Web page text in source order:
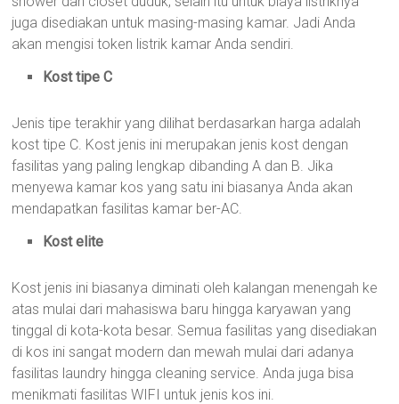
juga disediakan untuk masing-masing kamar. Jadi Anda
akan mengisi token listrik kamar Anda sendiri.
Kost tipe C
Jenis tipe terakhir yang dilihat berdasarkan harga adalah
kost tipe C. Kost jenis ini merupakan jenis kost dengan
fasilitas yang paling lengkap dibanding A dan B. Jika
menyewa kamar kos yang satu ini biasanya Anda akan
mendapatkan fasilitas kamar ber-AC.
Kost elite
Kost jenis ini biasanya diminati oleh kalangan menengah ke
atas mulai dari mahasiswa baru hingga karyawan yang
tinggal di kota-kota besar. Semua fasilitas yang disediakan
di kos ini sangat modern dan mewah mulai dari adanya
fasilitas laundry hingga cleaning service. Anda juga bisa
menikmati fasilitas WIFI untuk jenis kos ini.